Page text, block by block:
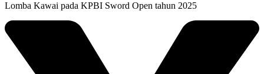
Lomba Kawai pada KPBI Sword Open tahun 2025